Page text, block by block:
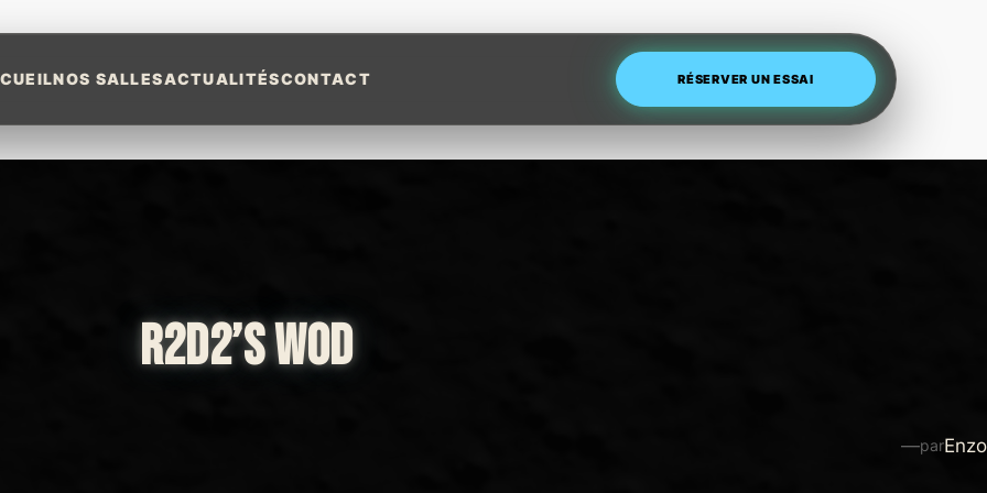
NOS SALLESACTUALITÉSCONTACT RÉSERVER UN ESSAI
R2D2’S WOD
—parEnzo